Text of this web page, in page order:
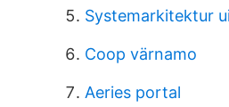
Systemarkitektur
Coop värnamo
Aeries portal